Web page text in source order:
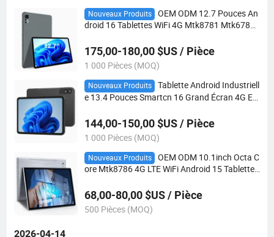
Nouveaux Produits
OEM ODM 12.7 Pouces An
droid 16 Tablettes WiFi 4G Mtk8781 Mtk6789
lette PC
175,00-180,00 $US / Pièce
1 000 Pièces (MOQ)
Nouveaux Produits
Tablette Android Industriell
e 13.4 Pouces Smartcn 16 Grand Écran 4G Em
28GB ROM OEM Utilisation Professionnelle
144,00-150,00 $US / Pièce
1 000 Pièces (MOQ)
Nouveaux Produits
OEM ODM 10.1inch Octa C
ore Mtk8786 4G LTE WiFi Android 15 Tablettes
Ah Batterie Tablette Éducative PC pour Affaire
s Jeu
68,00-80,00 $US / Pièce
500 Pièces (MOQ)
2026-04-14